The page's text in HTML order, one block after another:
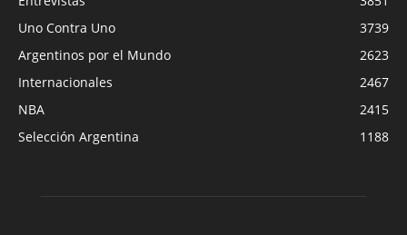
Uno Contra Uno
3739
Argentinos por el Mundo
2623
Internacionales
2467
NBA
2415
Selección Argentina
1188